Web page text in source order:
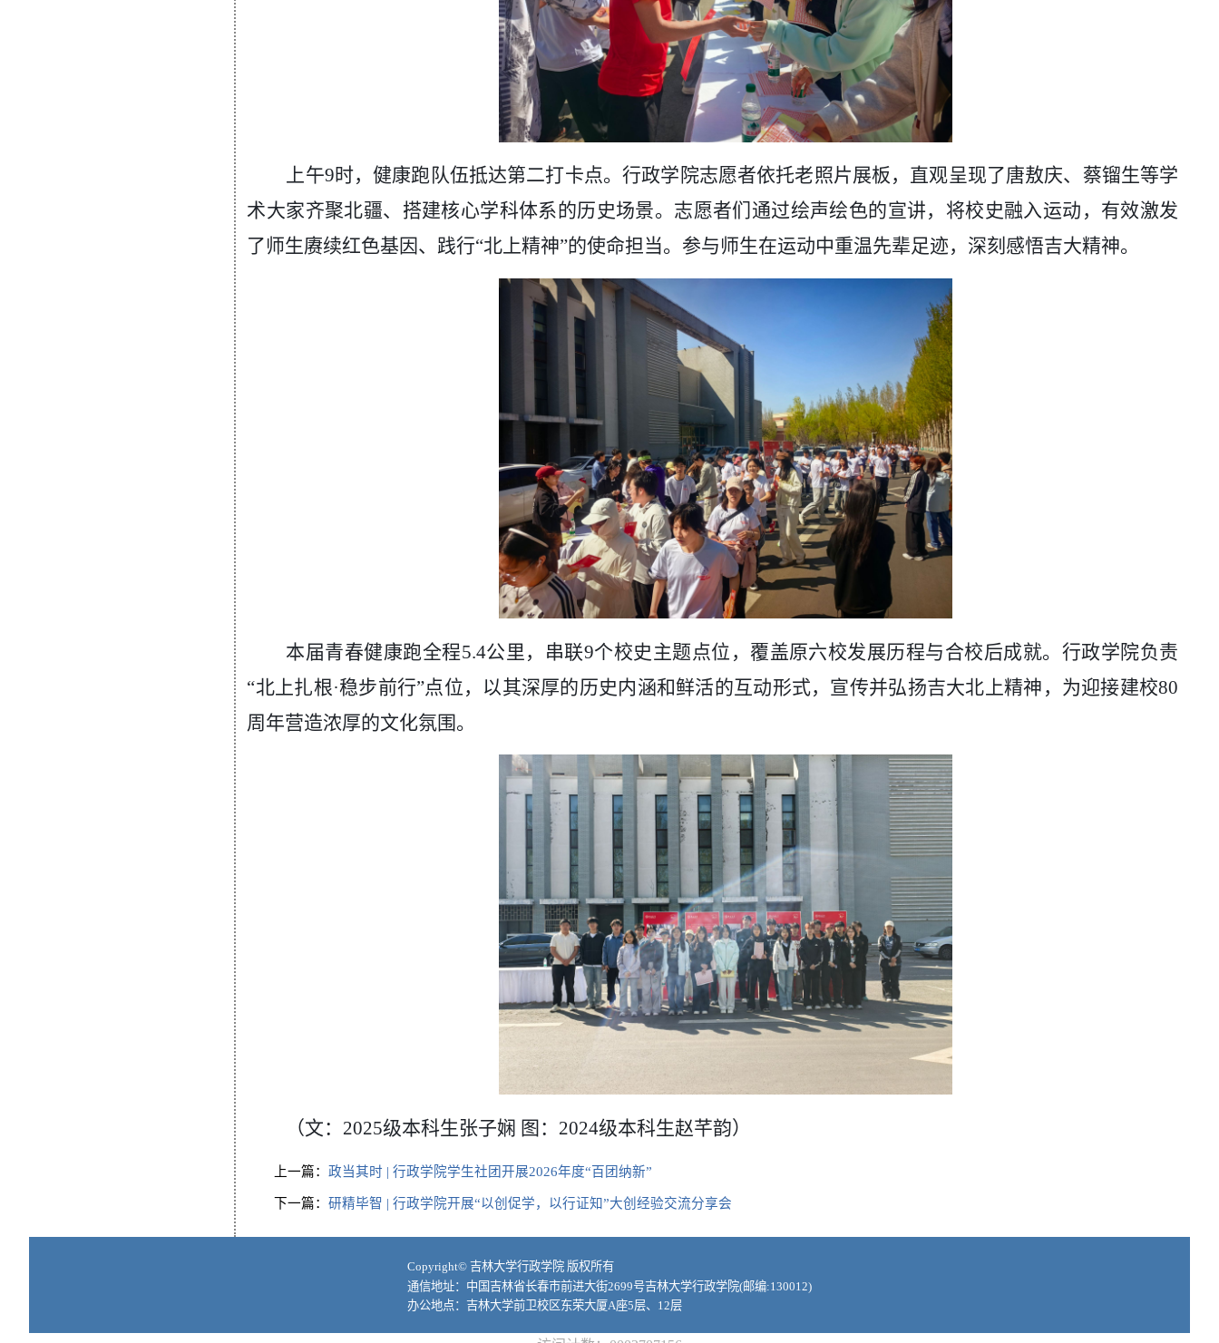
上午9时，健康跑队伍抵达第二打卡点。行政学院志愿者依托老照片展板，直观呈现了唐敖庆、蔡镏生等学
术大家齐聚北疆、搭建核心学科体系的历史场景。志愿者们通过绘声绘色的宣讲，将校史融入运动，有效激发
了师生赓续红色基因、践行“北上精神”的使命担当。 参与师生在运动中重温先辈足迹，深刻感悟吉大精神。
本届青春健康跑全程5.4公里，串联9个校史主题点位，覆盖原六校发展历程与合校后成就。行政学院负责
“北上扎根·稳步前行”点位，以其深厚的历史内涵和鲜活的互动形式，宣传并弘扬吉大北上精神，为迎接建校80
周年营造浓厚的文化氛围。
（文： 2025级本科生张子娴 图：2024级本科生赵芊韵）
上一篇： 政当其时 | 行政学院学生社团开展2026年度“百团纳新”
下一篇： 研精毕智 | 行政学院开展“以创促学，以行证知”大创经验交流分享会
Copyright© 吉林大学行政学院 版权所有
通信地址：中国吉林省长春市前进大街2699号吉林大学行政学院(邮编:130012)
办公地点：吉林大学前卫校区东荣大厦A座5层、12层